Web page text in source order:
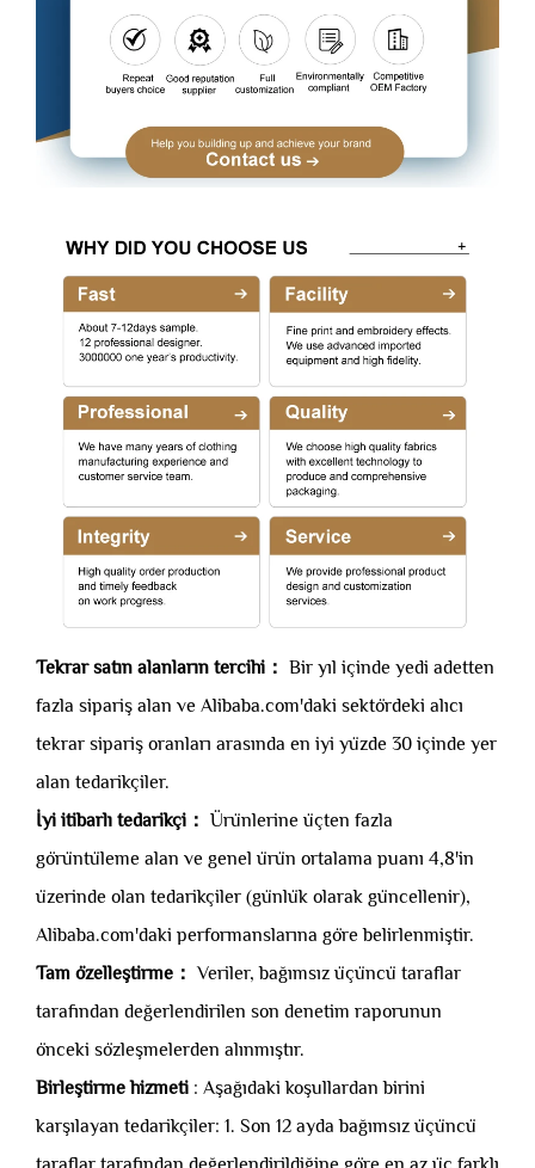
Tekrar satın alanların tercihi： Bir yıl içinde yedi adetten
fazla sipariş alan ve Alibaba.com'daki sektördeki alıcı
tekrar sipariş oranları arasında en iyi yüzde 30 içinde yer
alan tedarikçiler.
İyi itibarlı tedarikçi： Ürünlerine üçten fazla
görüntüleme alan ve genel ürün ortalama puanı 4,8'in
üzerinde olan tedarikçiler (günlük olarak güncellenir),
Alibaba.com'daki performanslarına göre belirlenmiştir.
Tam özelleştirme：Veriler, bağımsız üçüncü taraflar
tarafından değerlendirilen son denetim raporunun
önceki sözleşmelerden alınmıştır.
Birleştirme hizmeti : Aşağıdaki koşullardan birini
karşılayan tedarikçiler: 1. Son 12 ayda bağımsız üçüncü